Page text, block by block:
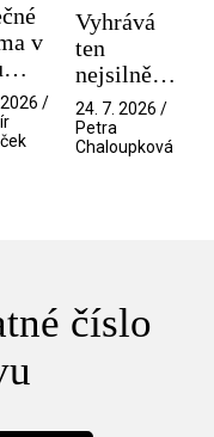
v
/
Vyhrává
ten
nejsilnější
/ V nitru
manosféry
24. 7. 2026 /
Petra
Chaloupková
číslo